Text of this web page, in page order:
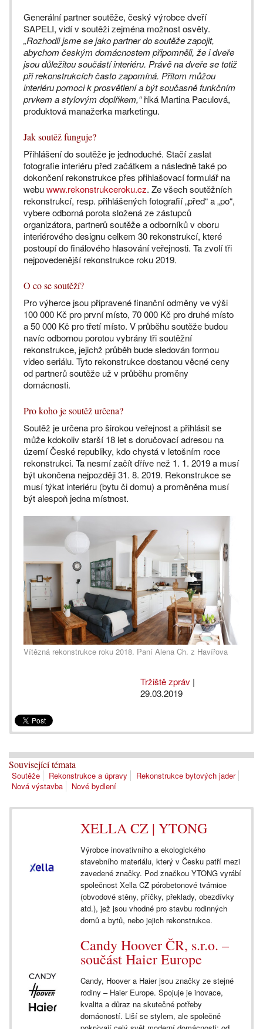
Generální partner soutěže, český výrobce dveří
SAPELI, vidí v soutěži zejména možnost osvěty.
„Rozhodli jsme se jako partner do soutěže zapojit,
abychom českým domácnostem připomněli, že i dveře
jsou důležitou součástí interiéru. Právě na dveře se totiž
při rekonstrukcích často zapomíná. Přitom můžou
interiéru pomoci k prosvětlení a být současně funkčním
prvkem a stylovým doplňkem,“říká Martina Paculová,
produktová manažerka marketingu.
Jak soutěž funguje?
Přihlášení do soutěže je jednoduché. Stačí zaslat
fotografie interiéru před začátkem a následně také po
dokončení rekonstrukce přes přihlašovací formulář na
webuwww.rekonstrukceroku.cz. Ze všech soutěžních
rekonstrukcí, resp. přihlášených fotografií „před“ a „po“,
vybere odborná porota složená ze zástupců
organizátora, partnerů soutěže a odborníků v oboru
interiérového designu celkem 30 rekonstrukcí, které
postoupí do finálového hlasování veřejnosti. Ta zvolí tři
nejpovedenější rekonstrukce roku 2019.
O co se soutěží?
Pro výherce jsou připravené finanční odměny ve výši
100 000 Kč pro první místo, 70 000 Kč pro druhé místo
a 50 000 Kč pro třetí místo. V průběhu soutěže budou
navíc odbornou porotou vybrány tři soutěžní
rekonstrukce, jejichž průběh bude sledován formou
video seriálu. Tyto rekonstrukce dostanou věcné ceny
od partnerů soutěže už v průběhu proměny
domácnosti.
Pro koho je soutěž určena?
Soutěž je určena pro širokou veřejnost a přihlásit se
může kdokoliv starší 18 let s doručovací adresou na
území České republiky, kdo chystá v letošním roce
rekonstrukci. Ta nesmí začít dříve než 1. 1. 2019 a musí
být ukončena nejpozději 31. 8. 2019. Rekonstrukce se
musí týkat interiéru (bytu či domu) a proměněna musí
být alespoň jedna místnost.
Vítězná rekonstrukce roku 2018. Paní Alena Ch. z Havířova
Tržiště zpráv |
29.03.2019
Související témata
Soutěže Rekonstrukce a úpravy
Rekonstrukce bytových jader
Nová výstavba
Nové bydlení
XELLA CZ | YTONG
Výrobce inovativního a ekologického
stavebního materiálu, který v Česku patří mezi
zavedené značky. Pod značkou YTONG vyrábí
společnost Xella CZ pórobetonové tvárnice
(obvodové stěny, příčky, překlady, obezdívky
atd.), jež jsou vhodné pro stavbu rodinných
domů a bytů, nebo jejich rekonstrukce.
Candy Hoover ČR, s.r.o. –
součást Haier Europe
Candy, Hoover a Haier jsou značky ze stejné
rodiny – Haier Europe. Spojuje je inovace,
kvalita a důraz na skutečné potřeby
domácností. Liší se stylem, ale společně